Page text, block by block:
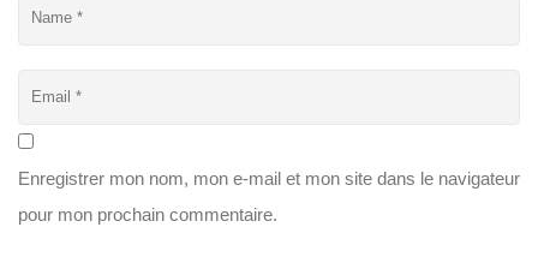
Enregistrer mon nom, mon e-mail et mon site dans le navigateur
pour mon prochain commentaire.